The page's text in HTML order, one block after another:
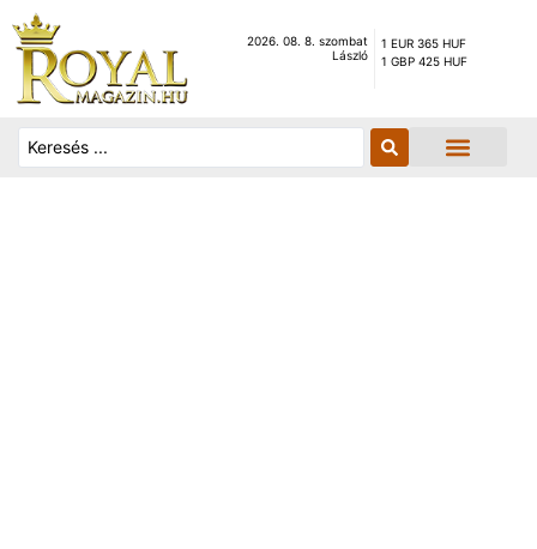
2026. 08. 8. szombat
László
1 EUR 365 HUF
1 GBP 425 HUF